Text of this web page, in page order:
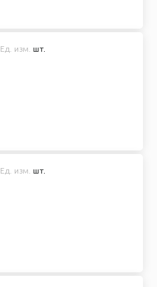
Ед. изм. шт.
Ед. изм. шт.